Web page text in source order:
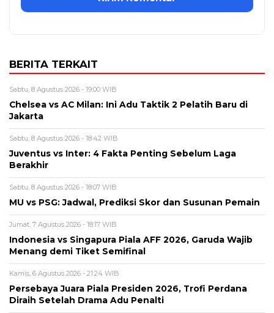
BERITA TERKAIT
Sabtu, 8 Agustus 2026 - 19:00 WIB
Chelsea vs AC Milan: Ini Adu Taktik 2 Pelatih Baru di
Jakarta
Sabtu, 8 Agustus 2026 - 18:42 WIB
Juventus vs Inter: 4 Fakta Penting Sebelum Laga
Berakhir
Sabtu, 8 Agustus 2026 - 18:07 WIB
MU vs PSG: Jadwal, Prediksi Skor dan Susunan Pemain
Jumat, 7 Agustus 2026 - 18:17 WIB
Indonesia vs Singapura Piala AFF 2026, Garuda Wajib
Menang demi Tiket Semifinal
Kamis, 6 Agustus 2026 - 21:24 WIB
Persebaya Juara Piala Presiden 2026, Trofi Perdana
Diraih Setelah Drama Adu Penalti